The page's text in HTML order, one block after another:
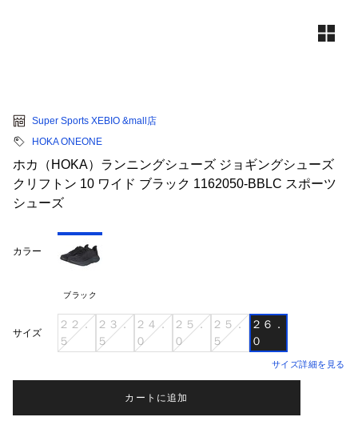
Super Sports XEBIO &mall店
HOKA ONEONE
ホカ（HOKA）ランニングシューズ ジョギングシューズ
クリフトン 10 ワイド ブラック 1162050-BBLC スポーツ
シューズ
カラー
ブラック
サイズ
２２．
５
２３．
５
２４．
０
２５．
０
２５．
５
２６．
０
サイズ詳細を見る
カートに追加